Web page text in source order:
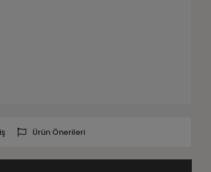
Ürün Önerileri